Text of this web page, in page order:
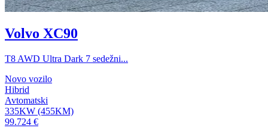
Volvo XC90
T8 AWD Ultra Dark 7 sedežni...
Novo vozilo
Hibrid
Avtomatski
335KW (455KM)
99.724 €